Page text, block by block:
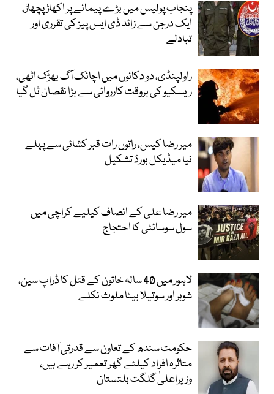
پنجاب پولیس میں بڑے پیمانے پر اکھاڑ پچھاڑ،
ایک درجن سے زائد ڈی ایس پیز کی تقرری اور
تبادلے
راولپنڈی، دو دکانوں میں اچانک آگ بھڑک اٹھی،
ریسکیو کی بروقت کارروائی سے بڑا نقصان ٹل گیا
میر رضا کیس، راتوں رات قبر کشائی سے پہلے
نیا میڈیکل بورڈ تشکیل
میر رضا علی کے انصاف کیلیے کراچی میں
سول سوسائٹی کا احتجاج
لاہور میں 40 سالہ خاتون کے قتل کا ڈراپ سین،
شوہر اور سوتیلا بیٹا ملوث نکلے
حکومت سندھ کے تعاون سے قدرتی آفات سے
متاثرہ افراد کیلئے گھر تعمیر کر رہے ہیں،
وزیراعلیٰ گلگت بلتستان